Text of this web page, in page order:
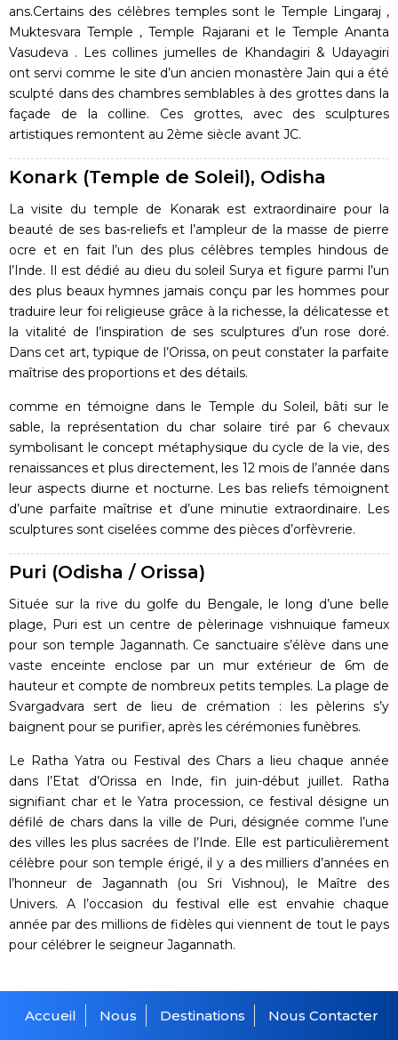
ans.Certains des célèbres temples sont le Temple Lingaraj ,
Muktesvara Temple , Temple Rajarani et le Temple Ananta
Vasudeva . Les collines jumelles de Khandagiri & Udayagiri
ont servi comme le site d’un ancien monastère Jain qui a été
sculpté dans des chambres semblables à des grottes dans la
façade de la colline. Ces grottes, avec des sculptures
artistiques remontent au 2ème siècle avant JC.
Konark (Temple de Soleil), Odisha
La visite du temple de Konarak est extraordinaire pour la
beauté de ses bas-reliefs et l’ampleur de la masse de pierre
ocre et en fait l’un des plus célèbres temples hindous de
l’Inde. Il est dédié au dieu du soleil Surya et figure parmi l’un
des plus beaux hymnes jamais conçu par les hommes pour
traduire leur foi religieuse grâce à la richesse, la délicatesse et
la vitalité de l’inspiration de ses sculptures d’un rose doré.
Dans cet art, typique de l’Orissa, on peut constater la parfaite
maîtrise des proportions et des détails.
comme en témoigne dans le Temple du Soleil, bâti sur le
sable, la représentation du char solaire tiré par 6 chevaux
symbolisant le concept métaphysique du cycle de la vie, des
renaissances et plus directement, les 12 mois de l’année dans
leur aspects diurne et nocturne. Les bas reliefs témoignent
d’une parfaite maîtrise et d’une minutie extraordinaire. Les
sculptures sont ciselées comme des pièces d’orfèvrerie.
Puri (Odisha / Orissa)
Située sur la rive du golfe du Bengale, le long d’une belle
plage, Puri est un centre de pèlerinage vishnuique fameux
pour son temple Jagannath. Ce sanctuaire s’élève dans une
vaste enceinte enclose par un mur extérieur de 6m de
hauteur et compte de nombreux petits temples. La plage de
Svargadvara sert de lieu de crémation : les pèlerins s’y
baignent pour se purifier, après les cérémonies funèbres.
Le Ratha Yatra ou Festival des Chars a lieu chaque année
dans l’Etat d’Orissa en Inde, fin juin-début juillet. Ratha
signifiant char et le Yatra procession, ce festival désigne un
défilé de chars dans la ville de Puri, désignée comme l’une
des villes les plus sacrées de l’Inde. Elle est particulièrement
célèbre pour son temple érigé, il y a des milliers d’années en
l’honneur de Jagannath (ou Sri Vishnou), le Maître des
Univers. A l’occasion du festival elle est envahie chaque
année par des millions de fidèles qui viennent de tout le pays
pour célébrer le seigneur Jagannath.
Accueil Nous Destinations Nous Contacter